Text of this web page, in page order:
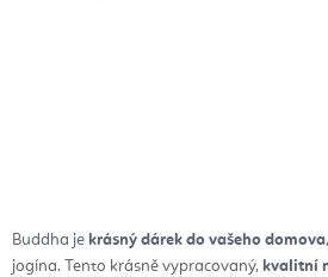
Buddha je krásný dárek do vašeho domova
jogína. Tento krásně vypracovaný, kvalitní